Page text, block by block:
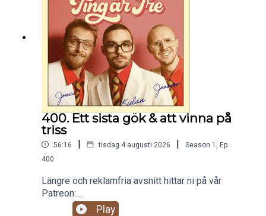
400. Ett sista gök & att vinna på
triss
56:16 | tisdag 4 augusti 2026 | Season 1 , Ep.
400
Längre och reklamfria avsnitt hittar ni på vår
Patreon:
https://www.patreon.com/c/randommakingmovie
Play